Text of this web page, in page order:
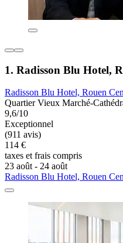
1. Radisson Blu Hotel,
Radisson Blu Hotel, Rouen
Quartier Vieux Marché-
9,6/10
Exceptionnel
(911 avis)
114 €
taxes et frais compris
23 août - 24 août
Radisson Blu Hotel, Rouen